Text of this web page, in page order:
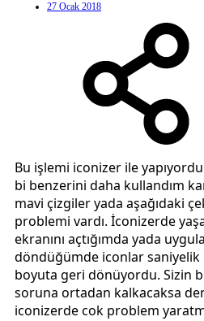
27 Ocak 2018
Bu işlemi iconizer ile
bi benzerini daha kullandım
mavi çizgiler yada aşağıdaki
problemi vardı. İconizerde
ekranını açtığımda yada
döndüğümde iconlar saniyelik
boyuta geri dönüyordu. Sizin
soruna ortadan kalkacaksa
iconizerde cok problem